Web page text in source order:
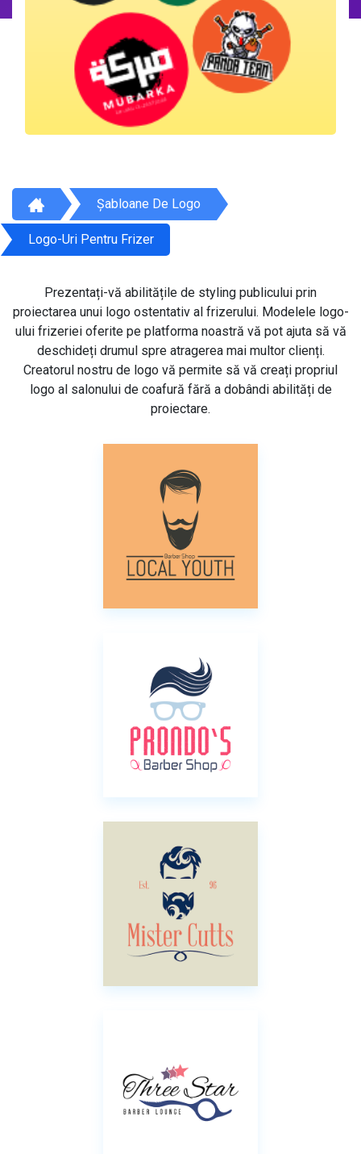
Șabloane De Logo
Logo-Uri Pentru Frizer
Prezentați-vă abilitățile de styling publicului prin
proiectarea unui logo ostentativ al frizerului. Modelele logo-
ului frizeriei oferite pe platforma noastră vă pot ajuta să vă
deschideți drumul spre atragerea mai multor clienți.
Creatorul nostru de logo vă permite să vă creați propriul
logo al salonului de coafură fără a dobândi abilități de
proiectare.